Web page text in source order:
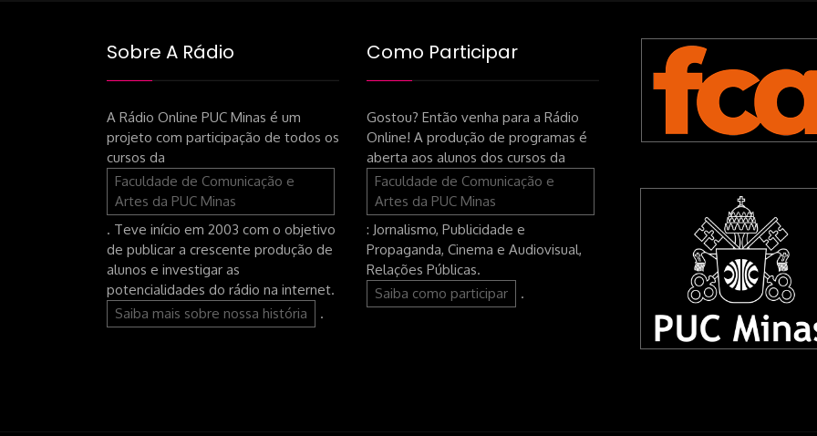
Sobre A Rádio
A Rádio Online PUC Minas é um
projeto com participação de todos os
cursos da
Faculdade de Comunicação e
Artes da PUC Minas
. Teve início em 2003 com o objetivo
de publicar a crescente produção de
alunos e investigar as
potencialidades do rádio na internet.
Saiba mais sobre nossa história
.
Como Participar
Gostou? Então venha para a Rádio
Online! A produção de programas é
aberta aos alunos dos cursos da
Faculdade de Comunicação e
Artes da PUC Minas
: Jornalismo, Publicidade e
Propaganda, Cinema e Audiovisual,
Relações Públicas.
Saiba como participar
.